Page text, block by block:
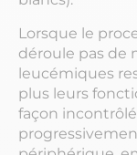
Lorsque le
déroule pas de
leucémiques
plus leurs
façon